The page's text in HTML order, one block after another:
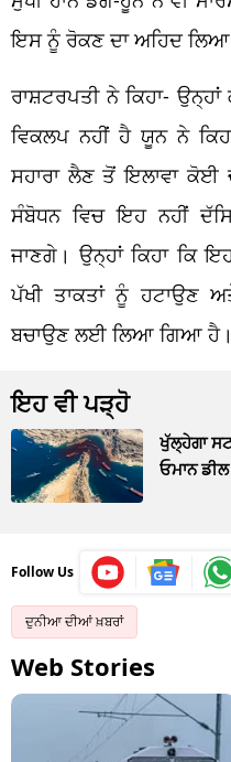
ਇਸ ਨੂੰ ਰੋਕਣ ਦਾ ਅਹਿਦ ਲਿਆ
ਰਾਸ਼ਟਰਪਤੀ ਨੇ ਕਿਹਾ-
ਵਿਕਲਪ ਨਹੀਂ ਹੈ ਯੂਨ ਨੇ
ਸਹਾਰਾ ਲੈਣ ਤੋਂ ਇਲਾਵਾ
ਸੰਬੋਧਨ ਵਿਚ ਇਹ ਨਹੀਂ
ਜਾਣਗੇ। ਉਨ੍ਹਾਂ ਕਿਹਾ ਕਿ
ਪੱਖੀ ਤਾਕਤਾਂ ਨੂੰ ਹਟਾਉਣ
ਬਚਾਉਣ ਲਈ ਲਿਆ ਗਿਆ ਹੈ।
ਇਹ ਵੀ ਪੜ੍ਹੋ
ਖੁੱਲ੍ਹੇਗਾ
ਓਮਾਨ
Follow Us
ਦੁਨੀਆ ਦੀਆਂ ਖ਼ਬਰਾਂ
Web Stories